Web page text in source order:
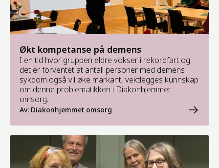
Økt kompetanse på demens
I en tid hvor gruppen eldre vokser i rekordfart og
det er forventet at antall personer med demens
sykdom også vil øke markant, vektlegges kunnskap
om denne problematikken i Diakonhjemmet
omsorg.
Av: Diakonhjemmet omsorg